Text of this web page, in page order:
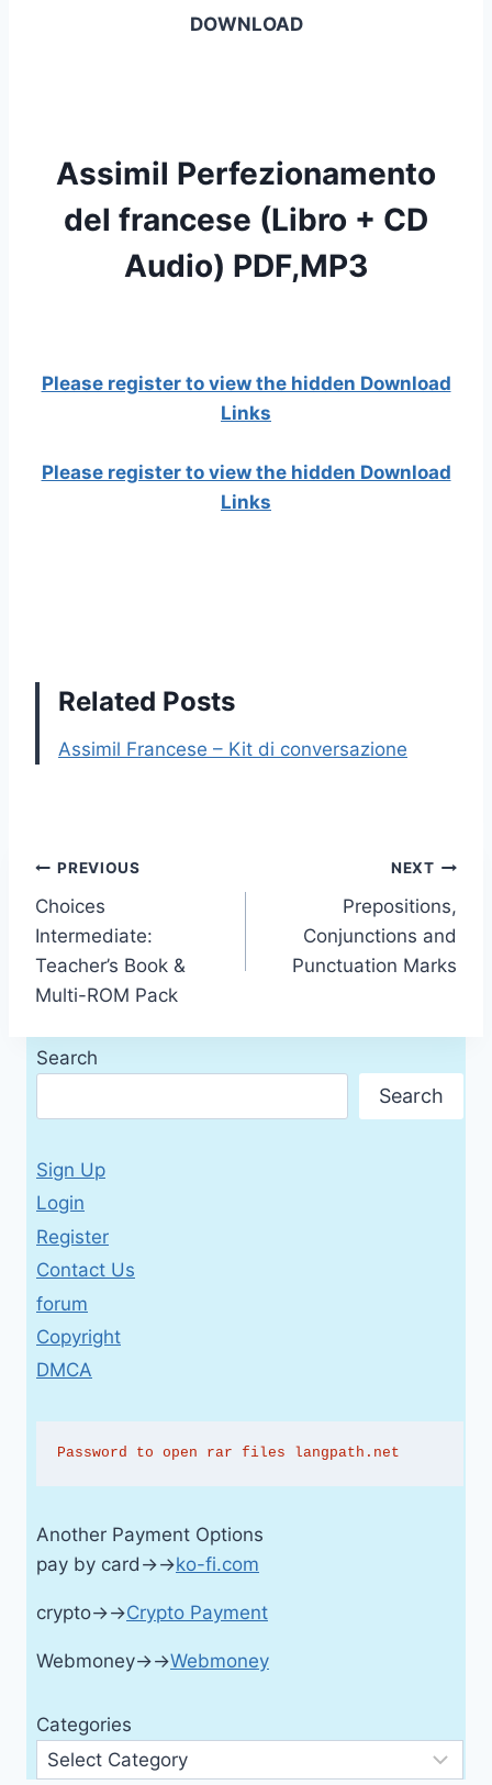
DOWNLOAD
Assimil Perfezionamento
del francese (Libro + CD
Audio) PDF,MP3
Please register to view the hidden Download
Links
Please register to view the hidden Download
Links
Related Posts
Assimil Francese – Kit di conversazione
Post
navigation
PREVIOUS
Choices
Intermediate:
Teacher’s Book &
Multi-ROM Pack
NEXT
Prepositions,
Conjunctions and
Punctuation Marks
Search
Search
Sign Up
Login
Register
Contact Us
forum
Copyright
DMCA
Password to open rar files langpath.net
Another Payment Options
pay by card→→ko-fi.com
crypto→→Crypto Payment
Webmoney→→Webmoney
Categories